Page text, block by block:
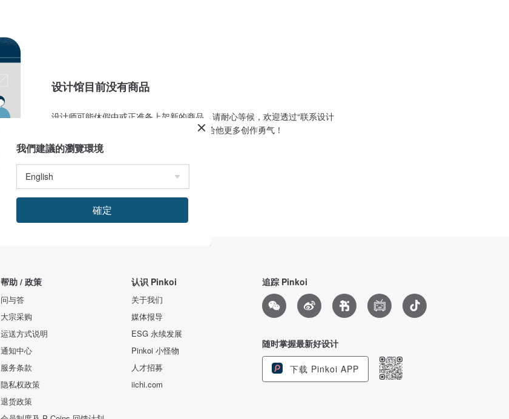
设计馆目前没有商品
设计师可能休假中或正准备上架新的商品，请耐心等候，欢迎透过“联系设计
师”按钮，让设计师知道你喜欢他的设计，给他更多创作勇气！
帮助 / 政策
问与答
大宗采购
运送方式说明
通知中心
服务条款
隐私权政策
退货政策
认识 Pinkoi
关于我们
媒体报导
ESG 永续发展
Pinkoi 小怪物
人才招募
iichi.com
追踪 Pinkoi
随时掌握最新好设计
下载 Pinkoi APP
我們建議的瀏覽環境
確定